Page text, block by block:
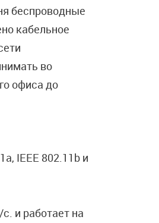
беспроводные
кабельное
во
офиса до
IEEE 802.11b и
и работает на